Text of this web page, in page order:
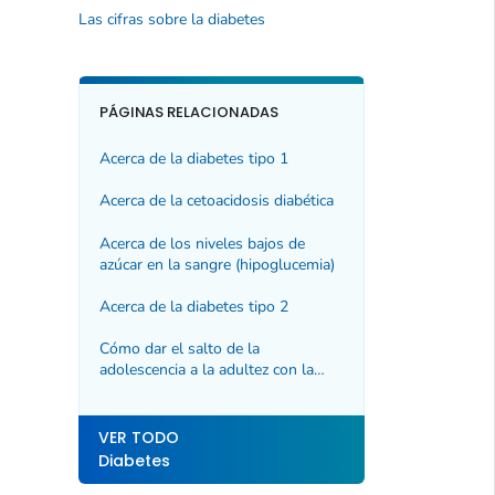
Las cifras sobre la diabetes
PÁGINAS RELACIONADAS
Acerca de la diabetes tipo 1
Acerca de la cetoacidosis diabética
Acerca de los niveles bajos de
azúcar en la sangre (hipoglucemia)
Acerca de la diabetes tipo 2
Cómo dar el salto de la
adolescencia a la adultez con la
VER TODO
Diabetes